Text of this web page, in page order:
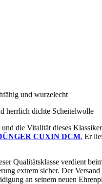
und wurzelecht
herrlich dichte Scheitelwolle
die Vitalität dieses
CUXIN DCM. Er
Qualitätsklasse verdient
extrem sicher. Der
an seinem neuen